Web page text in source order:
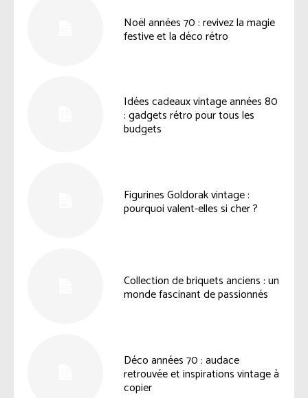
Noël années 70 : revivez la magie
festive et la déco rétro
Idées cadeaux vintage années 80
: gadgets rétro pour tous les
budgets
Figurines Goldorak vintage :
pourquoi valent-elles si cher ?
Collection de briquets anciens : un
monde fascinant de passionnés
Déco années 70 : audace
retrouvée et inspirations vintage à
copier